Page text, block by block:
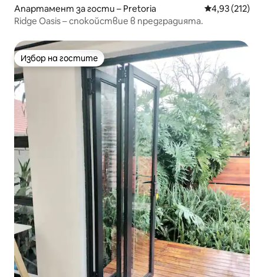
Апартамент за гости – Pretoria Средна
4,93 (212)
Ridge Oasis – спокойствие в предградията.
Избор на гостите
Избор на гостите